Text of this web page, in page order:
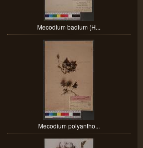
Mecodium badium (H...
Mecodium polyantho...